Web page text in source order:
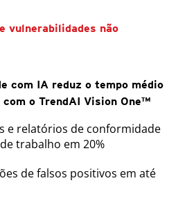
vulnerabilidades não
com IA reduz o tempo médio
com o TrendAI Vision One™
e relatórios de conformidade
trabalho em 20%
de falsos positivos em até